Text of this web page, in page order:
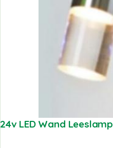
24v LED Wand